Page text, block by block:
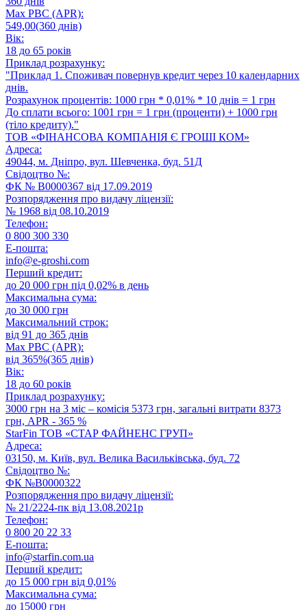
Max РВС (APR):
549,00(360 днів)
Вік:
18 до 65 років
Приклад розрахунку:
"Приклад 1. Споживач повернув кредит через 10 календарних
днів.
Розрахунок процентів: 1000 грн * 0,01% * 10 днів = 1 грн
До сплати всього: 1001 грн = 1 грн (проценти) + 1000 грн
(тіло кредиту)."
ТОВ «ФІНАНСОВА КОМПАНІЯ Є ГРОШІ КОМ»
Адреса:
49044, м. Дніпро, вул. Шевченка, буд. 51Д
Свідоцтво №:
ФК № В0000367 від 17.09.2019
Розпорядження про видачу ліцензії:
№ 1968 від 08.10.2019
Телефон:
0 800 300 330
E-пошта:
info@e-groshi.com
Перший кредит:
до 20 000 грн під 0,02% в день
Максимальна сума:
до 30 000 грн
Максимальний строк:
від 91 до 365 днів
Max РВС (APR):
від 365%(365 днів)
Вік:
18 до 60 років
Приклад розрахунку:
3000 грн на 3 міс – комісія 5373 грн, загальні витрати 8373
грн, APR - 365 %
StarFin ТОВ «СТАР ФАЙНЕНС ГРУП»
Адреса:
03150, м. Київ, вул. Велика Васильківська, буд. 72
Свідоцтво №:
ФК №В0000322
Розпорядження про видачу ліцензії:
№ 21/2224-пк від 13.08.2021р
Телефон:
0 800 20 22 33
E-пошта:
info@starfin.com.ua
Перший кредит:
до 15 000 грн від 0,01%
Максимальна сума:
до 15000 грн